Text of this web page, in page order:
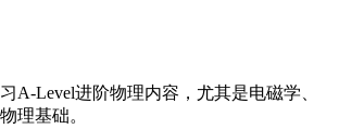
习A-Level进阶物理内容，尤其是电磁学、
理基础。